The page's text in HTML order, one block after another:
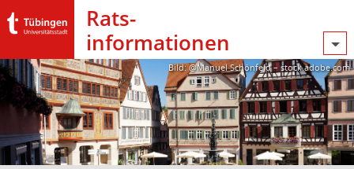
Rats­
informationen
Bild: @Manuel Schönfeld – stock.adobe.com